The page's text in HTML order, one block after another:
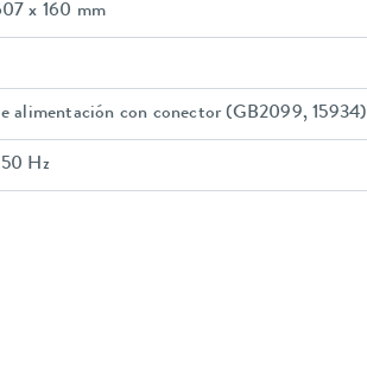
x 160 mm
alimentación con conector (GB2099, 15934)
Hz